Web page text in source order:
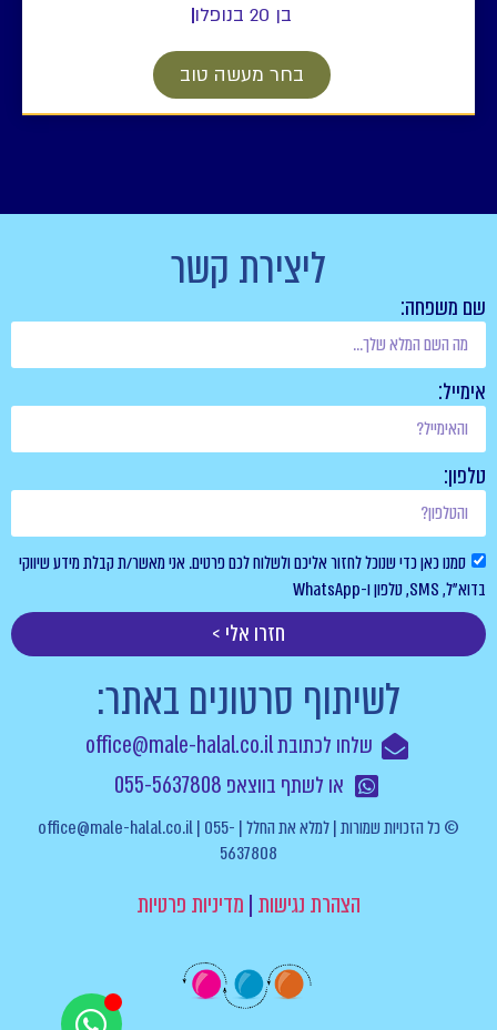
בן 20 בנופלו
בחר מעשה טוב
ליצירת קשר
שם משפחה:
אימייל:
טלפון:
סמנו כאן כדי שנוכל לחזור אליכם ולשלוח לכם פרטים. אני מאשר/ת קבלת מידע שיווקי
בדוא”ל, SMS, טלפון ו-WhatsApp
חזרו אלי >
לשיתוף סרטונים באתר:
שלחו לכתובת office@male-halal.co.il
או לשתף בווצאפ 055-5637808
© כל הזכויות שמורות | למלא את החלל | office@male-halal.co.il | 055-
5637808
הצהרת נגישות | מדיניות פרטיות